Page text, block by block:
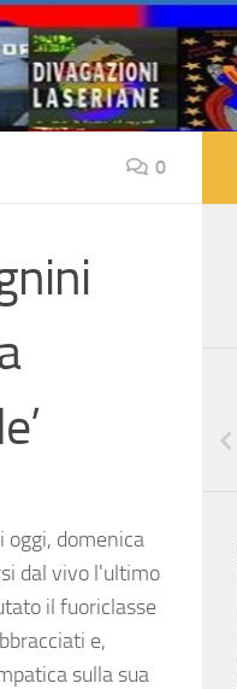
0
oggi, domenica
dal vivo l'ultimo
il fuoriclasse
e,
sulla sua